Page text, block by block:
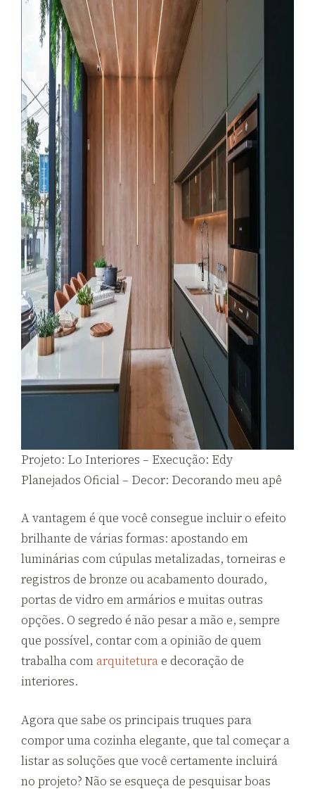
Projeto: Lo Interiores – Execução: Edy
Planejados Oficial – Decor: Decorando meu apê
A vantagem é que você consegue incluir o efeito
brilhante de várias formas: apostando em
luminárias com cúpulas metalizadas, torneiras e
registros de bronze ou acabamento dourado,
portas de vidro em armários e muitas outras
opções. O segredo é não pesar a mão e, sempre
que possível, contar com a opinião de quem
trabalha com arquiteturae decoração de
interiores.
Agora que sabe os principais truques para
compor uma cozinha elegante, que tal começar a
listar as soluções que você certamente incluirá
no projeto? Não se esqueça de pesquisar boas